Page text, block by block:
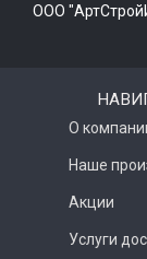
ООО
О
Наше
Акции
Услуги